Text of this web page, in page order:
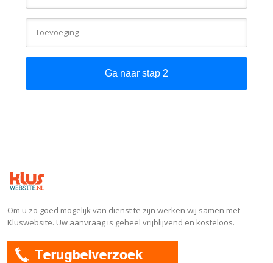
Toevoeging
Ga naar stap 2
Om u zo goed mogelijk van dienst te zijn werken wij samen met
Kluswebsite. Uw aanvraag is geheel vrijblijvend en kosteloos.